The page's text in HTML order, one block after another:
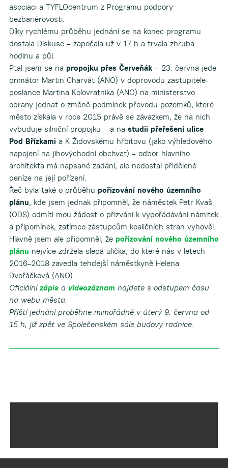
asociaci a TYFLOcentrum z Programu podpory
bezbariérovosti.
Díky rychlému průběhu jednání se na konec programu
dostala Diskuse – započala už v 17 h a trvala zhruba
hodinu a půl.
Ptal jsem se na propojku přes Červeňák– 23. června jede
primátor Martin Charvát (ANO) v doprovodu zastupitele-
poslance Martina Kolovratníka (ANO) na ministerstvo
obrany jednat o změně podmínek převodu pozemků, které
město získala v roce 2015 právě se závazkem, že na nich
vybuduje silniční propojku – a na studii přeřešení ulice
Pod Břízkamia K Židovskému hřbitovu (jako výhledového
napojení na jihovýchodní obchvat) – odbor hlavního
architekta má napsané zadání, ale nedostal přidělené
peníze na její pořízení.
Řeč byla také o průběhu pořizování nového územního
plánu, kde jsem jednak připomněl, že náměstek Petr Kvaš
(ODS) odmítl mou žádost o přizvání k vypořádávání námitek
a připomínek, zatímco zástupcům koaličních stran vyhověl.
Hlavně jsem ale připomněl, že pořizování nového územního
plánu nejvíce zdržela slepá ulička, do které nás v letech
2016–2018 zavedla tehdejší náměstkyně Helena
Dvořáčková (ANO).
Oficiálnízápisa videozáznamnajdete s odstupem času
na webu města.
Příští jednání proběhne mimořádně v úterý 9. června od
15 h, již zpět ve Společenském sále budovy radnice.